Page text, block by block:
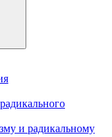
и радикальному